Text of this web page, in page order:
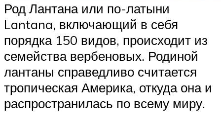
Род Лантана или по-латыни
Lantana, включающий в себя
порядка 150 видов, происходит из
семейства вербеновых. Родиной
лантаны справедливо считается
тропическая Америка, откуда она и
распространилась по всему миру.